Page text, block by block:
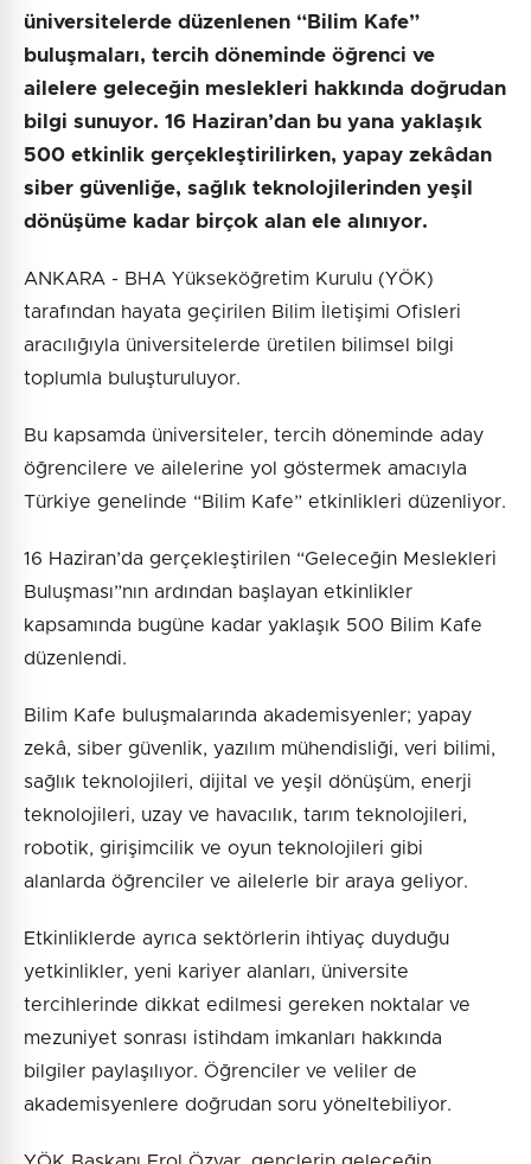
üniversitelerde düzenlenen “Bilim Kafe”
buluşmaları, tercih döneminde öğrenci ve
ailelere geleceğin meslekleri hakkında doğrudan
bilgi sunuyor. 16 Haziran’dan bu yana yaklaşık
500 etkinlik gerçekleştirilirken, yapay zekâdan
siber güvenliğe, sağlık teknolojilerinden yeşil
dönüşüme kadar birçok alan ele alınıyor.
ANKARA - BHA Yükseköğretim Kurulu (YÖK)
tarafından hayata geçirilen Bilim İletişimi Ofisleri
aracılığıyla üniversitelerde üretilen bilimsel bilgi
toplumla buluşturuluyor.
Bu kapsamda üniversiteler, tercih döneminde aday
öğrencilere ve ailelerine yol göstermek amacıyla
Türkiye genelinde “Bilim Kafe” etkinlikleri düzenliyor.
16 Haziran’da gerçekleştirilen “Geleceğin Meslekleri
Buluşması”nın ardından başlayan etkinlikler
kapsamında bugüne kadar yaklaşık 500 Bilim Kafe
düzenlendi.
Bilim Kafe buluşmalarında akademisyenler; yapay
zekâ, siber güvenlik, yazılım mühendisliği, veri bilimi,
sağlık teknolojileri, dijital ve yeşil dönüşüm, enerji
teknolojileri, uzay ve havacılık, tarım teknolojileri,
robotik, girişimcilik ve oyun teknolojileri gibi
alanlarda öğrenciler ve ailelerle bir araya geliyor.
Etkinliklerde ayrıca sektörlerin ihtiyaç duyduğu
yetkinlikler, yeni kariyer alanları, üniversite
tercihlerinde dikkat edilmesi gereken noktalar ve
mezuniyet sonrası istihdam imkanları hakkında
bilgiler paylaşılıyor. Öğrenciler ve veliler de
akademisyenlere doğrudan soru yöneltebiliyor.